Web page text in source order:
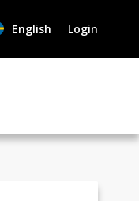
English Login